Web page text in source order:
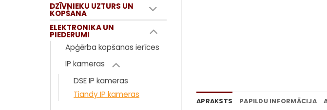
DZĪVNIEKU UZTURS UN
KOPŠANA
ELEKTRONIKA UN
PIEDERUMI
Apģērba kopšanas ierīces
IP kameras
DSE IP kameras
Tiandy IP kameras
APRAKSTS PAPILDU INFORMĀCIJA